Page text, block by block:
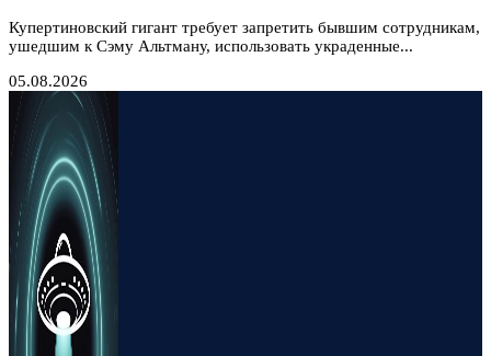
Купертиновский гигант требует запретить бывшим сотрудникам,
ушедшим к Сэму Альтману, использовать украденные...
05.08.2026